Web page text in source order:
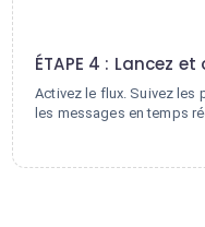
ÉTAPE 4 : Lancez
Activez le flux. Suivez
les messages en temps